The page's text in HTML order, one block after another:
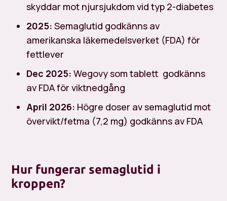
skyddar mot njursjukdom vid typ 2-diabetes
2025: Semaglutid godkänns av
amerikanska läkemedelsverket (FDA) för
fettlever
Dec 2025: Wegovy som tablett godkänns
av FDA för viktnedgång
April 2026: Högre doser av semaglutid mot
övervikt/fetma (7,2 mg) godkänns av FDA
Hur fungerar semaglutid i
kroppen?